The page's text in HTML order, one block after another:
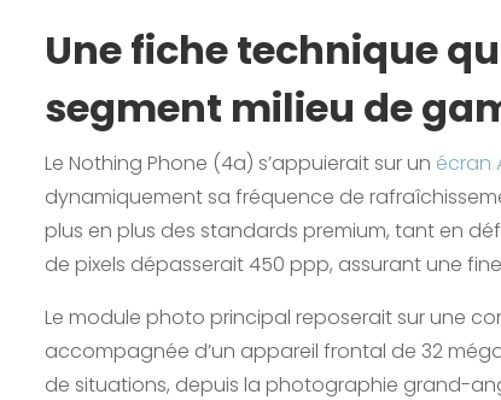
Une fiche technique
segment milieu de
Le Nothing Phone (4a) s’appuierait sur un écran
dynamiquement sa fréquence de
plus en plus des standards premium, tant en
de pixels dépasserait 450 ppp, assurant une
Le module photo principal reposerait sur une
accompagnée d’un appareil frontal de 32
de situations, depuis la photographie grand-